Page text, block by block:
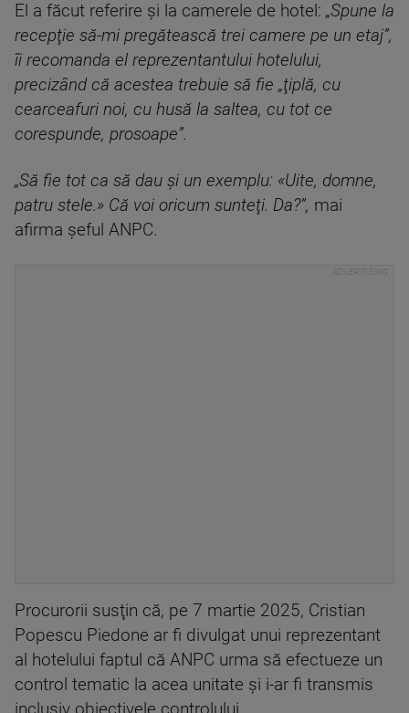
El a făcut referire și la camerele de hotel: „Spune la
recepţie să-mi pregătească trei camere pe un etaj”,
îi recomanda el reprezentantului hotelului,
precizând că acestea trebuie să fie „ţiplă, cu
cearceafuri noi, cu husă la saltea, cu tot ce
corespunde, prosoape”.
„Să fie tot ca să dau şi un exemplu: «Uite, domne,
patru stele.» Că voi oricum sunteţi. Da?”, mai
afirma şeful ANPC.
Procurorii susţin că, pe 7 martie 2025, Cristian
Popescu Piedone ar fi divulgat unui reprezentant
al hotelului faptul că ANPC urma să efectueze un
control tematic la acea unitate şi i-ar fi transmis